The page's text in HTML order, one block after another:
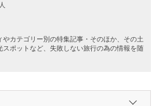
カテゴリー別の特集記事・そのほか、その土
ポットなど、失敗しない旅行の為の情報を随